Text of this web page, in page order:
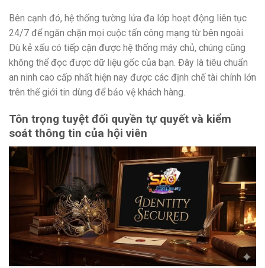
Bên cạnh đó, hệ thống tường lửa đa lớp hoạt động liên tục
24/7 để ngăn chặn mọi cuộc tấn công mạng từ bên ngoài.
Dù kẻ xấu có tiếp cận được hệ thống máy chủ, chúng cũng
không thể đọc được dữ liệu gốc của bạn. Đây là tiêu chuẩn
an ninh cao cấp nhất hiện nay được các định chế tài chính lớn
trên thế giới tin dùng để bảo vệ khách hàng.
Tôn trọng tuyệt đối quyền tự quyết và kiểm
soát thông tin của hội viên